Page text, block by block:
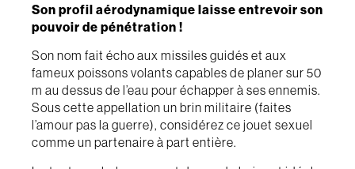
Son profil aérodynamique laisse entrevoir son
pouvoir de pénétration !
Son nom fait écho aux missiles guidés et aux
fameux poissons volants capables de planer sur 50
m au dessus de l’eau pour échapper à ses ennemis.
Sous cette appellation un brin militaire (faites
l’amour pas la guerre), considérez ce jouet sexuel
comme un partenaire à part entière.